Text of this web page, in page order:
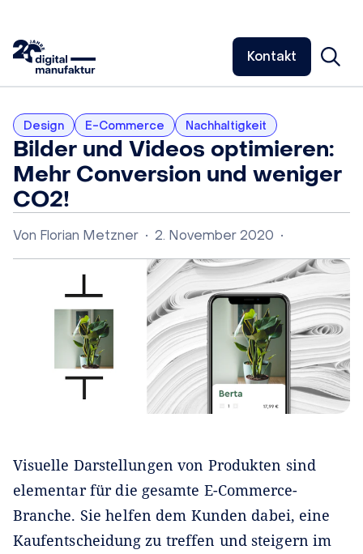
Kontakt
Design E-Commerce Nachhaltigkeit
Bilder und Videos optimieren:
Mehr Conversion und weniger
CO2!
Von Florian Metzner • 2. November 2020 •
Visuelle Darstellungen von Produkten sind
elementar für die gesamte E-Commerce-
Branche. Sie helfen dem Kunden dabei, eine
Kaufentscheidung zu treffen und steigern im